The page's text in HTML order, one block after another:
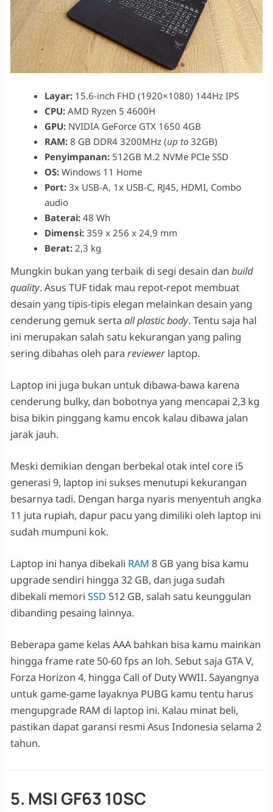
Layar: 15.6-inch FHD (1920×1080) 144Hz IPS
CPU:AMD Ryzen 5 4600H
GPU: NVIDIA GeForce GTX 1650 4GB
RAM:8 GB DDR4 3200MHz (up to32GB)
Penyimpanan:512GB M.2 NVMe PCIe SSD
OS:Windows 11 Home
Port:3x USB-A, 1x USB-C, RJ45, HDMI, Combo
audio
Baterai:48 Wh
Dimensi:359 x 256 x 24,9 mm
Berat:2,3 kg
Mungkin bukan yang terbaik di segi desain dan build
quality. Asus TUF tidak mau repot-repot membuat
desain yang tipis-tipis elegan melainkan desain yang
cenderung gemuk serta all plastic body. Tentu saja hal
ini merupakan salah satu kekurangan yang paling
sering dibahas oleh para reviewer laptop.
Laptop ini juga bukan untuk dibawa-bawa karena
cenderung bulky, dan bobotnya yang mencapai 2,3 kg
bisa bikin pinggang kamu encok kalau dibawa jalan
jarak jauh.
Meski demikian dengan berbekal otak intel core i5
generasi 9, laptop ini sukses menutupi kekurangan
besarnya tadi. Dengan harga nyaris menyentuh angka
11 juta rupiah, dapur pacu yang dimiliki oleh laptop ini
sudah mumpuni kok.
Laptop ini hanya dibekali RAM 8 GB yang bisa kamu
upgrade sendiri hingga 32 GB, dan juga sudah
dibekali memori SSD 512 GB, salah satu keunggulan
dibanding pesaing lainnya.
Beberapa game kelas AAA bahkan bisa kamu mainkan
hingga frame rate 50-60 fps an loh. Sebut saja GTA V,
Forza Horizon 4, hingga Call of Duty WWII. Sayangnya
untuk game-game layaknya PUBG kamu tentu harus
mengupgrade RAM di laptop ini. Kalau minat beli,
pastikan dapat garansi resmi Asus Indonesia selama 2
tahun.
5. MSI GF63 10SC